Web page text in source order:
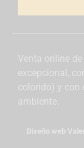
Venta online
excepcional,
colorido) y con
ambiente.
Diseño web